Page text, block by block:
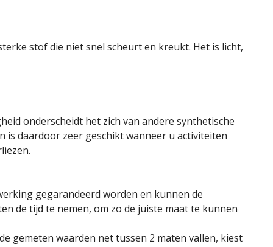
stof die niet snel scheurt en kreukt. Het is licht,
onderscheidt het zich van andere synthetische
is daardoor zeer geschikt wanneer u activiteiten
gegarandeerd worden en kunnen de
de tijd te nemen, om zo de juiste maat te kunnen
gemeten waarden net tussen 2 maten vallen, kiest